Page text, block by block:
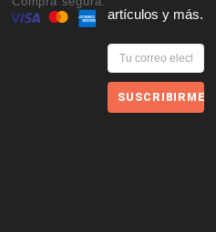
artículos y más.
SUSCRIBIRME